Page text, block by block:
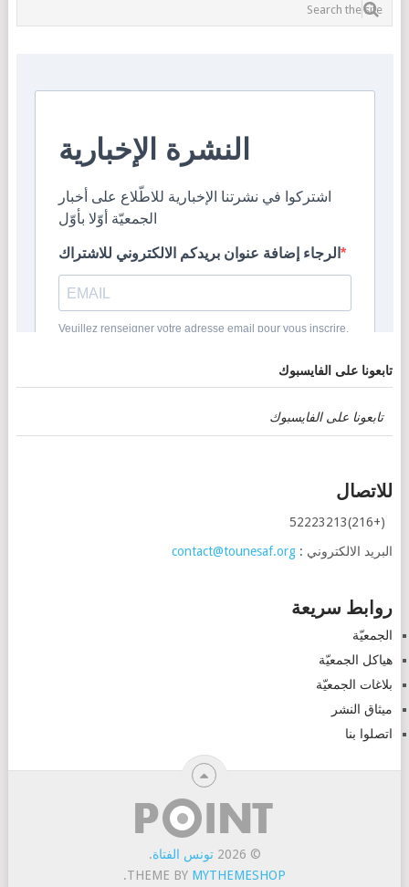
تابعونا على الفايسبوك
تابعونا على الفايسبوك
للاتصال
(+216)52223213
البريد الالكتروني : contact@tounesaf.org
روابط سريعة
الجمعيّة
هياكل الجمعيّة
بلاغات الجمعيّة
ميثاق النشر
اتصلوا بنا
© 2026 تونس الفتاة.
THEME BY MYTHEMESHOP
.